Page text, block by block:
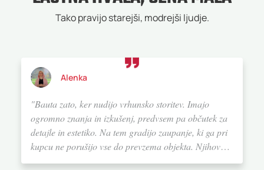
Tako pravijo starejši, modrejši ljudje.
Alenka
"Bauta zato, ker nudijo vrhunsko storitev. Imajo
ogromno znanja in izkušenj, predvsem pa občutek za
detajle in estetiko. Na tem gradijo zaupanje, ki ga pri
kupcu ne porušijo vse do prevzema objekta. Njihovo